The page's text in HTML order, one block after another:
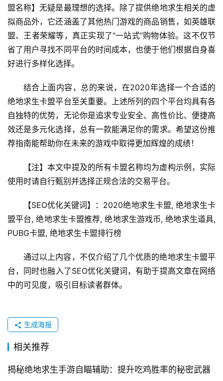
盟名称】无疑是最理想的选择。除了提供绝地求生相关的虚
拟商品外，它还涵盖了其他热门游戏的商品销售，如英雄联
盟、王者荣耀等，真正实现了“一站式”购物体验。这不仅节
省了用户寻找不同平台的时间成本，也便于他们根据自身喜
好进行多样化选择。
结合上面内容，总的来说，在2020年选择一个合适的
绝地求生卡盟平台至关重要。上述所列的四个平台均具有各
自独特的优势，无论你是追求专业安全、高性价比、便捷高
效还是多元化选择，总有一款能满足你的需求。希望这份推
荐指南能帮助你在未来的游戏中取得更加辉煌的成绩！
【注】本文中提及的所有卡盟名称均为虚构示例，实际
使用时请自行甄别并选择正规合法的交易平台。
【SEO优化关键词】：2020绝地求生卡盟, 绝地求生卡
盟平台, 绝地求生卡盟推荐, 绝地求生游戏币, 绝地求生道具,
PUBG卡盟, 绝地求生卡盟排行榜
通过以上内容，不仅介绍了几个优质的绝地求生卡盟平
台，同时也融入了SEO优化关键词，有助于提高文章在网络
中的可见度，吸引目标读者群体。
生成海报
相关推荐
揭秘绝地求生手游自瞄辅助：提升吃鸡胜率的秘密武器